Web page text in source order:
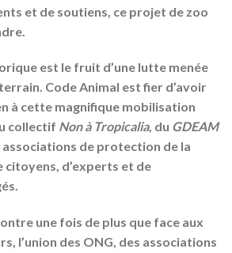
et de soutiens, ce projet de zoo
est le fruit d’une lutte menée
Code Animal est fier d’avoir
à cette magnifique mobilisation
collectif Non à Tropicalia, du GDEAM
associations de protection de la
citoyens, d’experts et de
une fois de plus que face aux
l’union des ONG, des associations